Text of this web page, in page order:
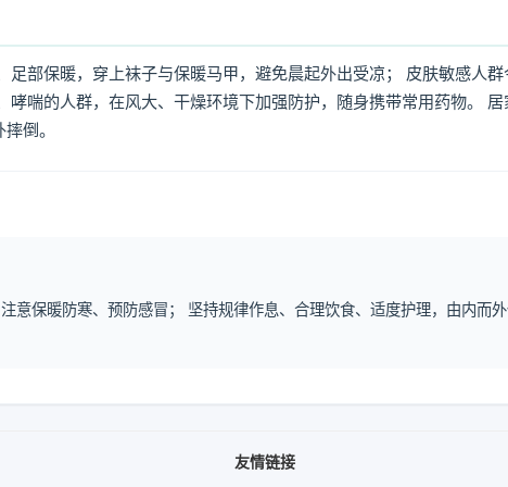
部保暖，穿上袜子与保暖马甲，避免晨起外出受凉； 皮肤敏感人群
喘的人群，在风大、干燥环境下加强防护，随身携带常用药物。 居
倒。
保暖防寒、预防感冒； 坚持规律作息、合理饮食、适度护理，由内而
友情链接